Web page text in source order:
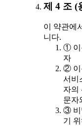
제 4 조 (
이 약관에
니다.
① 이
자
② 이
서비
자의
문자
③ 비
기